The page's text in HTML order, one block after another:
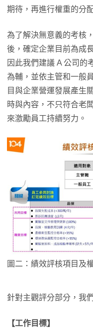
期待，再進行權重的分
為了解決無意義的考核
後，確定企業目前為成
因此我們建議 A 公司的
為輔，並依主管和一般
目與企業營運發展產生
時與內容，不只符合老
來激勵員工持續努力。
圖二：績效評核項目及
針對主觀評分部分，我
【工作目標】